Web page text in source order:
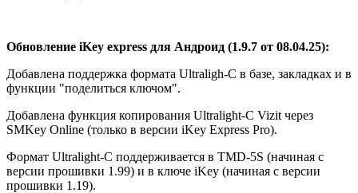
Обновление iKey express для Андроид (1.9.7 от 08.04.25):
Добавлена поддержка формата Ultraligh-C в базе, закладках и в
функции "поделиться ключом".
Добавлена функция копирования Ultralight-C Vizit через
SMKey Online (только в версии iKey Express Pro).
Формат Ultralight-C поддерживается в TMD-5S (начиная с
версии прошивки 1.99) и в ключе iKey (начиная с версии
прошивки 1.19).